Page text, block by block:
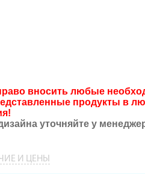
вносить любые
продукты в
уточняйте у
И ЦЕНЫ